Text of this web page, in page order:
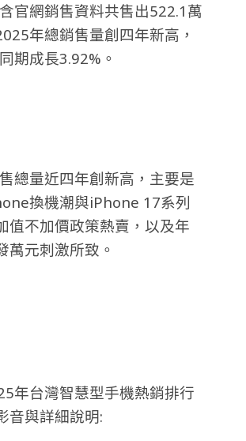
官網銷售資料共售出522.1萬
年總銷售量創四年新高，
期成長3.92%。
總量近四年創新高，主要是
換機潮與iPhone 17系列
值不加價政策熱賣，以及年
萬元刺激所致。
年台灣智慧型手機熱銷排行
音與詳細說明: